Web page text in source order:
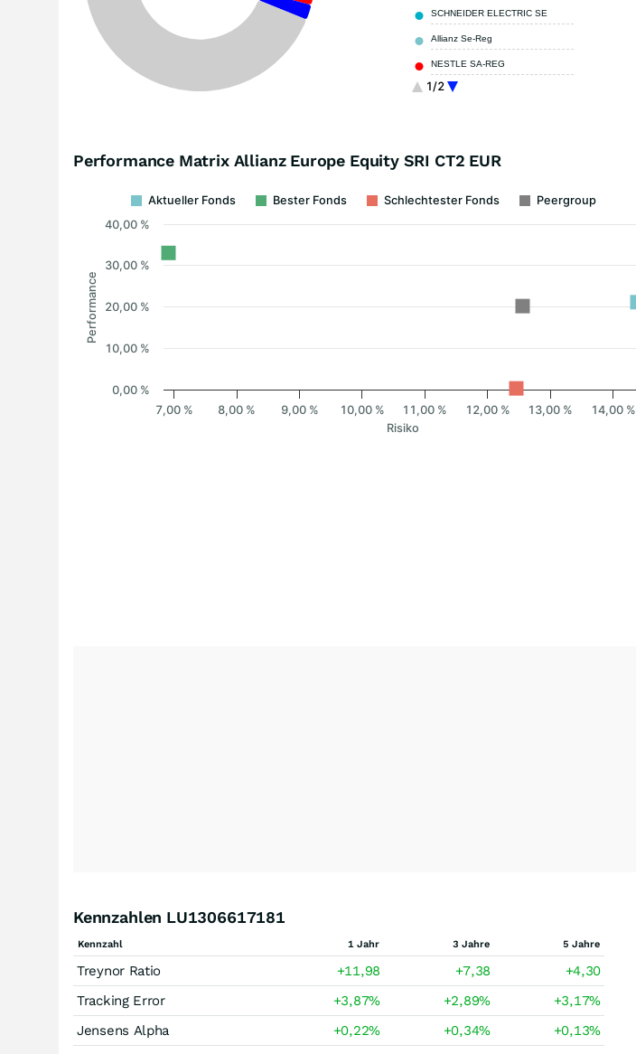
1/2
SCHNEIDER ELECTRIC SE
Allianz Se-Reg
NESTLE SA-REG
STMICROELECTRONICS NV
Performance Matrix Allianz Europe Equity SRI CT2 EUR
Risiko
Performance
Aktueller Fonds Bester Fonds Schlechtester Fonds Peergroup
7,00 % 8,00 % 9,00 % 10,00 % 11,00 % 12,00 % 13,00 % 14,00 %
0,00 %
10,00 %
20,00 %
30,00 %
40,00 %
Kennzahlen LU1306617181
Kennzahl 1 Jahr 3 Jahre 5 Jahre
Treynor Ratio +11,98 +7,38
+4,30
Tracking Error
+3,87% +2,89% +3,17%
Jensens Alpha
+0,22% +0,34% +0,13%